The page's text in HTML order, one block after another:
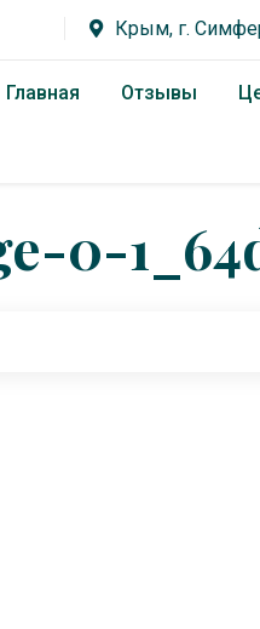
Крым, г.
Главная Отзывы
0-